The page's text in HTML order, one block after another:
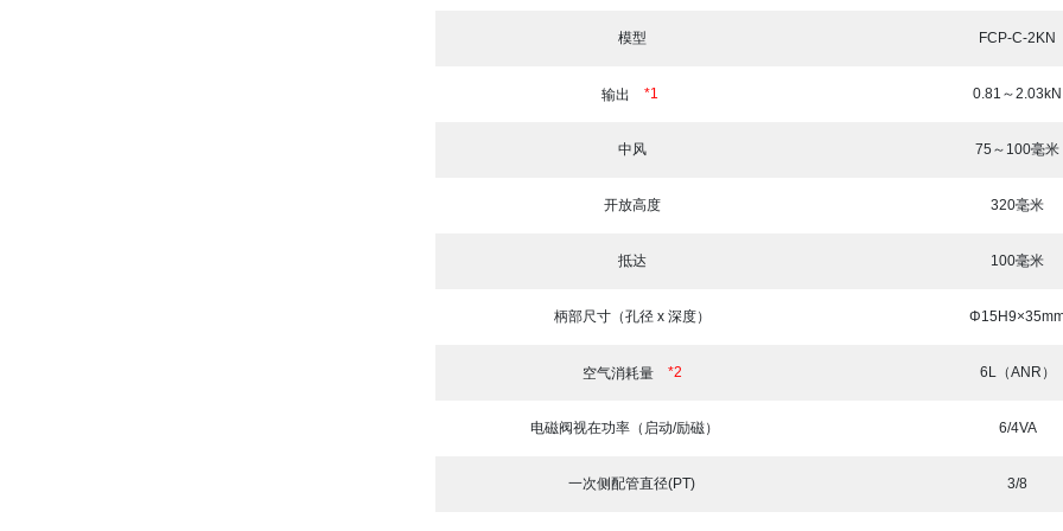
模型 FCP-C-2KN
输出 *1 0.81～2.03kN
中风 75～100毫米
开放高度 320毫米
抵达 100毫米
柄部尺寸（孔径 x 深度）
空气消耗量 *2 6L（ANR）
电磁阀视在功率（启动/励磁） 6/4VA
一次侧配管直径(PT) 3/8